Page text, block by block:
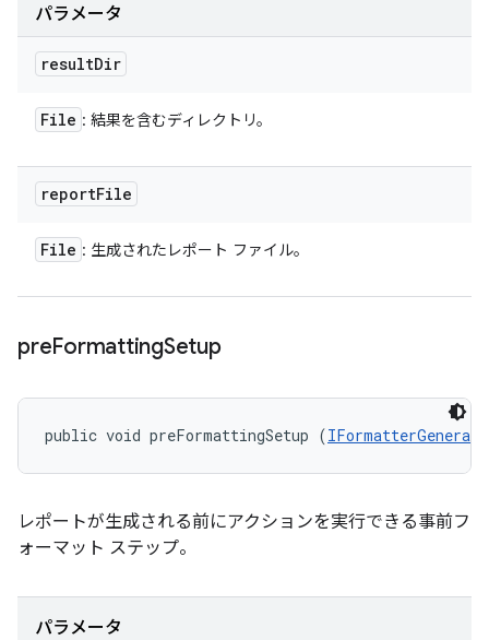
パラメータ
resultDir
File : 結果を含むディレクトリ。
reportFile
File : 生成されたレポート ファイル。
preFormattingSetup
public void preFormattingSetup (
レポートが生成される前にアクションを実行できる事前フ
ォーマット ステップ。
パラメータ